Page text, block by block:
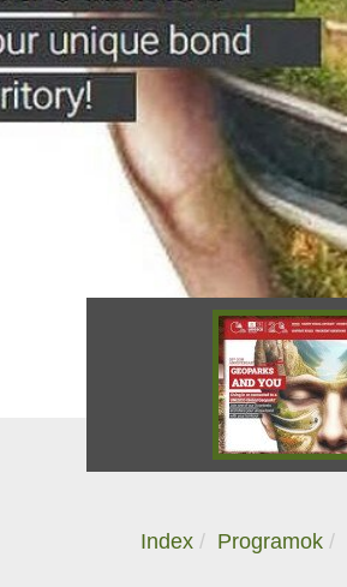
Index Programok